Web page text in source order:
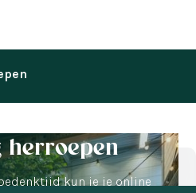
herroepen
kun je je online